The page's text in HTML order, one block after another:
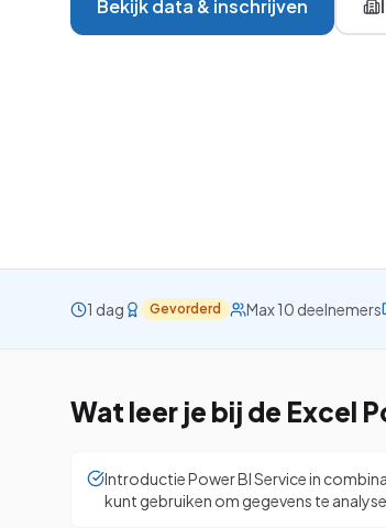
Bekijk data & inschrijven
1 dag Gevorderd Max 10 deelnemers
Wat leer je bij de Excel
Introductie Power BI Service in
kunt gebruiken om gegevens te